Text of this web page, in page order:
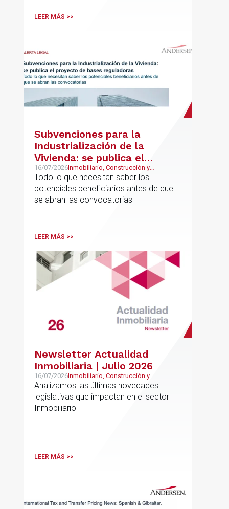
asistencia, complementos de
LEER MÁS >>
Subvenciones para la
Industrialización de la
Vivienda: se publica el
proyecto de bases
reguladoras
16/07/2026Inmobiliario, Construcción y
Urbanismo
Todo lo que necesitan saber los
potenciales beneficiarios antes de que
se abran las convocatorias
LEER MÁS >>
Newsletter Actualidad
Inmobiliaria | Julio 2026
16/07/2026Inmobiliario, Construcción y
Urbanismo
Analizamos las últimas novedades
legislativas que impactan en el sector
Inmobiliario
LEER MÁS >>